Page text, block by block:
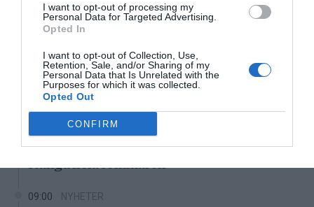
I want to opt-out of processing my
Personal Data for Targeted Advertising.
Opted In
I want to opt-out of Collection, Use,
Retention, Sale, and/or Sharing of my
Personal Data that Is Unrelated with the
Purposes for which it was collected.
Opted Out
CONFIRM
Senaste nytt
11:25 NYHETER
Vattenrutschkanan hålls stängd på Norrtälje
badhus
Efter skadegörelsen – vattenrutschkanan
stängd hela sommaren
09:00 NYHETER